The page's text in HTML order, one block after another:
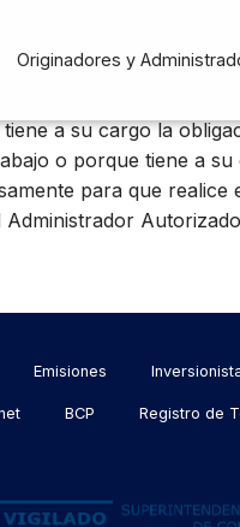
Originadores y
a su cargo la
o porque tiene a
para que
Emisiones
BCP Registro de